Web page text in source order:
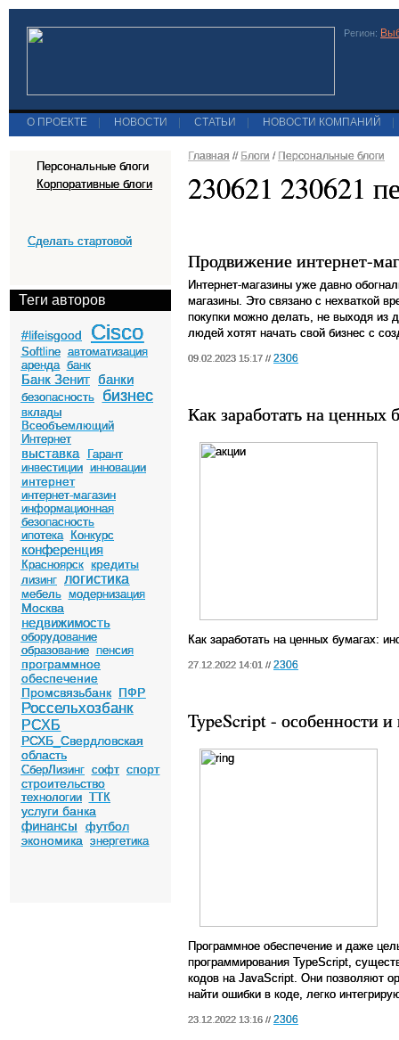
Регион:
О ПРОЕКТЕ НОВОСТИ СТАТЬИ НОВОСТИ КОМПАНИЙ
Персональные блоги
Корпоративные блоги
Сделать стартовой
Теги авторов
#lifeisgood Cisco
Softline автоматизация
аренда банк
Банк Зенит банки
безопасность бизнес
вклады
Всеобъемлющий
Интернет
выставка
Гарант
инвестиции инновации
интернет
интернет-магазин
информационная
безопасность
ипотека
Конкурс
конференция
Красноярск кредиты
лизинг логистика
мебель модернизация
Москва
недвижимость
оборудование
образование пенсия
программное
обеспечение
Промсвязьбанк ПФР
Россельхозбанк
РСХБ
РСХБ_Свердловская
область
СберЛизинг софт спорт
строительство
технологии ТТК
услуги банка
финансы
футбол
экономика
энергетика
Главная // Блоги / Персональные блоги
230621 230621
Продвижение интернет-
Интернет-магазины уже давно
магазины. Это связано с нехваткой
покупки можно делать, не выходя из
людей хотят начать свой бизнес с
09.02.2023 15:17 // 2306
Как заработать на ценных
Как заработать на ценных бумагах:
27.12.2022 14:01 // 2306
TypeScript - особенности
Программное обеспечение и даже
программирования TypeScript,
кодов на JavaScript. Они позволяют
найти ошибки в коде, легко
23.12.2022 13:16 // 2306